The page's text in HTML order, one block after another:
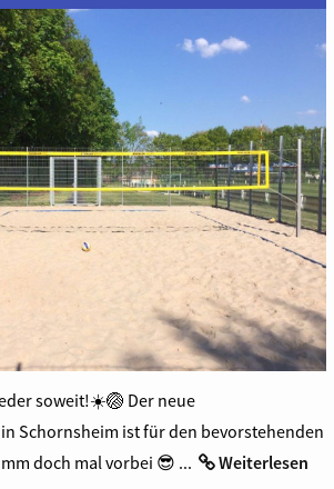
soweit!☀️🏐 Der neue
Schornsheim ist für den bevorstehenden
doch mal vorbei 😎 ...
Weiterlesen